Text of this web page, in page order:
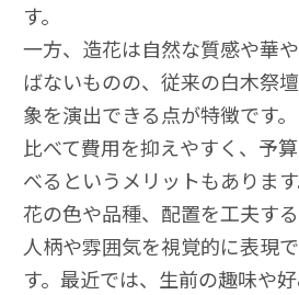
す。
一方、造花は自然な質感や華
ばないものの、従来の白木祭
象を演出できる点が特徴です
比べて費用を抑えやすく、予
べるというメリットもあります
花の色や品種、配置を工夫す
人柄や雰囲気を視覚的に表現
す。最近では、生前の趣味や